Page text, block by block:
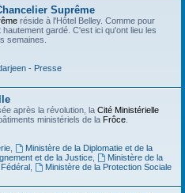
Suprême
réside à l'Hôtel Belley. Comme pour
hautement gardé. C'est ici qu'ont lieu les
semaines.
- Presse
après la révolution, la Cité Ministérielle
ministériels de la Frôce
,
Ministère de la Diplomatie et de la
et de la Justice,
Ministère de la
Ministère de la Protection Sociale